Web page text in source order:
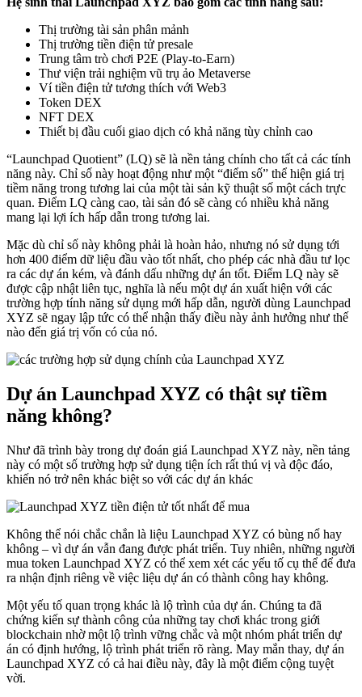
Thị trường tài sản phân mảnh
Thị trường tiền điện tử presale
Trung tâm trò chơi P2E (Play-to-Earn)
Thư viện trải nghiệm vũ trụ ảo Metaverse
Ví tiền điện tử tương thích với Web3
Token DEX
NFT DEX
Thiết bị đầu cuối giao dịch có khả năng tùy chỉnh cao
“Launchpad Quotient” (LQ) sẽ là nền tảng chính cho tất cả các tính
năng này. Chỉ số này hoạt động như một “điểm số” thể hiện giá trị
tiềm năng trong tương lai của một tài sản kỹ thuật số một cách trực
quan. Điểm LQ càng cao, tài sản đó sẽ càng có nhiều khả năng
mang lại lợi ích hấp dẫn trong tương lai.
Mặc dù chỉ số này không phải là hoàn hảo, nhưng nó sử dụng tới
hơn 400 điểm dữ liệu đầu vào tốt nhất, cho phép các nhà đầu tư lọc
ra các dự án kém, và đánh dấu những dự án tốt. Điểm LQ này sẽ
được cập nhật liên tục, nghĩa là nếu một dự án xuất hiện với các
trường hợp tính năng sử dụng mới hấp dẫn, người dùng Launchpad
XYZ sẽ ngay lập tức có thể nhận thấy điều này ảnh hưởng như thế
nào đến giá trị vốn có của nó.
Dự án Launchpad XYZ có thật sự tiềm
năng không?
Như đã trình bày trong dự đoán giá Launchpad XYZ này, nền tảng
này có một số trường hợp sử dụng tiện ích rất thú vị và độc đáo,
khiến nó trở nên khác biệt so với các dự án khác
Không thể nói chắc chắn là liệu Launchpad XYZ có bùng nổ hay
không – vì dự án vẫn đang được phát triển. Tuy nhiên, những người
mua token Launchpad XYZ có thể xem xét các yếu tố cụ thể để đưa
ra nhận định riêng về việc liệu dự án có thành công hay không.
Một yếu tố quan trọng khác là lộ trình của dự án. Chúng ta đã
chứng kiến sự thành công của những tay chơi khác trong giới
blockchain nhờ một lộ trình vững chắc và một nhóm phát triển dự
án có định hướng, lộ trình phát triển rõ ràng. May mắn thay, dự án
Launchpad XYZ có cả hai điều này, đây là một điểm cộng tuyệt
vời.